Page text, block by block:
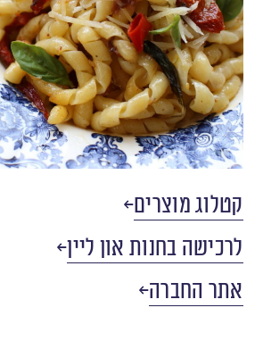
קטלוג מוצרים
לרכישה בחנות און ליין
אתר החברה